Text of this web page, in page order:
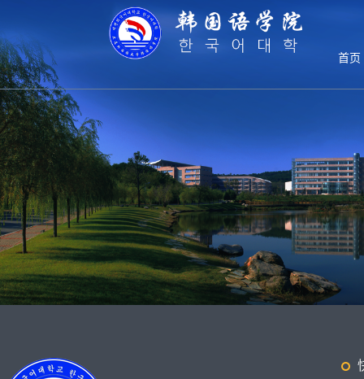
首页
国际交流
交流学校
留学指南
留学风采
交流学校
韩国语